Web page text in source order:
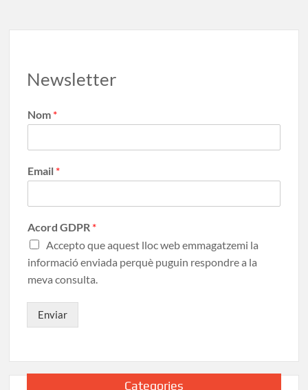
Newsletter
Nom *
Email *
Acord GDPR *
Accepto que aquest lloc web emmagatzemi la
informació enviada perquè puguin respondre a la
meva consulta.
Enviar
Categories